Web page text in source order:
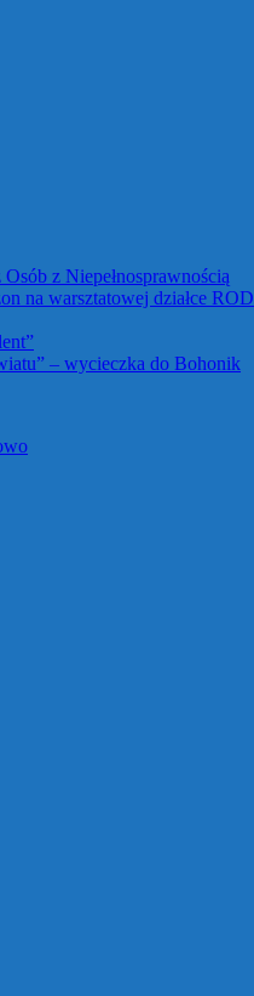
z Niepełnosprawnością
na warsztatowej działce ROD
– wycieczka do Bohonik